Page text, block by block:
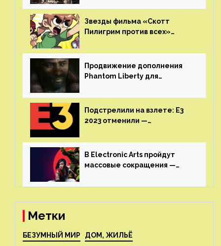
игроков прекратить
консольные войны
Звезды фильма «Скотт
Пилигрим против всех»
аниме от Netflix
Продвижение дополнения
Phantom Liberty для
июне
Подстрелили на взлете: E3
2023 отменили —
выставка не вернется
В Electronic Arts пройдут
массовые сокращения —
реструктуризацию
Метки
БЕЗУМНЫЙ МИР ДОМ, ЖИЛЬЁ